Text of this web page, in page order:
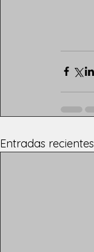
Entradas recientes